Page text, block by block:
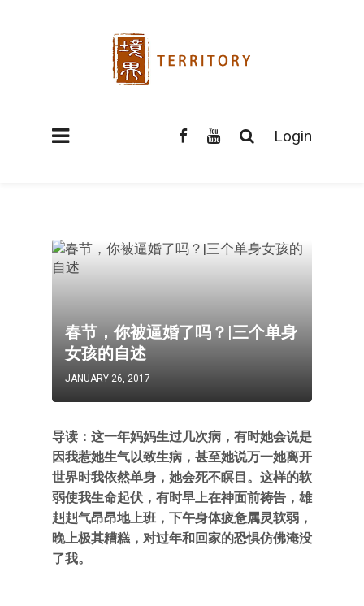
Login
春节，你被逼婚了吗？|三个单身
女孩的自述
JANUARY 26, 2017
导读：这一年妈妈生过几次病，有时她会说是
因我惹她生气以致生病，甚至她说万一她离开
世界时我依然单身，她会死不瞑目。这样的软
弱使我生命起伏，有时早上在神面前祷告，雄
赳赳气昂昂地上班，下午身体疲惫属灵软弱，
晚上极其糟糕，对过年和回家的恐惧仿佛淹没
了我。